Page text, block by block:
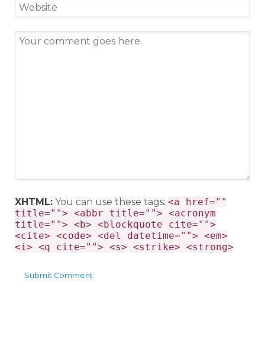
XHTML: You can use these tags: <a href=""
title=""> <abbr title=""> <acronym
title=""> <b> <blockquote cite="">
<cite> <code> <del datetime=""> <em>
<i> <q cite=""> <s> <strike> <strong>